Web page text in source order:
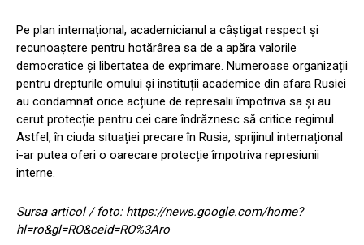
Pe plan internațional, academicianul a câștigat respect și
recunoaștere pentru hotărârea sa de a apăra valorile
democratice și libertatea de exprimare. Numeroase organizații
pentru drepturile omului și instituții academice din afara Rusiei
au condamnat orice acțiune de represalii împotriva sa și au
cerut protecție pentru cei care îndrăznesc să critice regimul.
Astfel, în ciuda situației precare în Rusia, sprijinul internațional
i-ar putea oferi o oarecare protecție împotriva represiunii
interne.
Sursa articol / foto: https://news.google.com/home?
hl=ro&gl=RO&ceid=RO%3Aro